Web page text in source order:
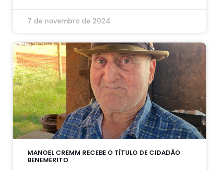
7 de novembro de 2024
MANOEL CREMM RECEBE O TÍTULO DE CIDADÃO
BENEMÉRITO